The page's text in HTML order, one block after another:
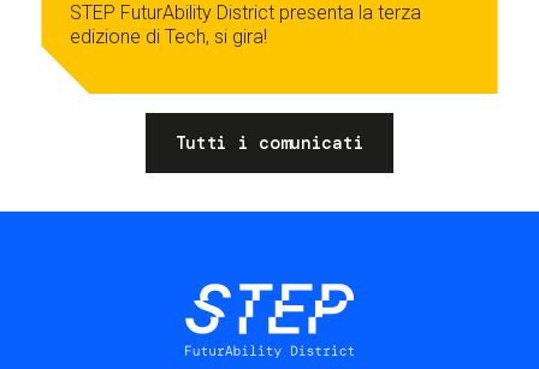
STEP FuturAbility District presenta la terza
edizione di Tech, si gira!
Tutti i comunicati